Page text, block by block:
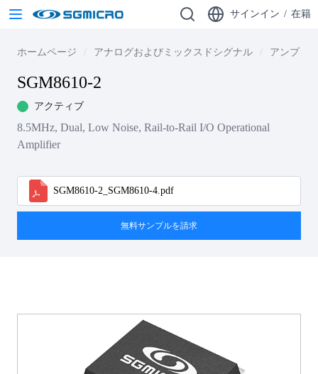
サインイン / 在籍
ホームページ アナログおよびミックスドシグナル アンプ
SGM8610-2
アクティブ
8.5MHz, Dual, Low Noise, Rail-to-Rail I/O Operational
Amplifier
SGM8610-2_SGM8610-4.pdf
無料サンプルを請求